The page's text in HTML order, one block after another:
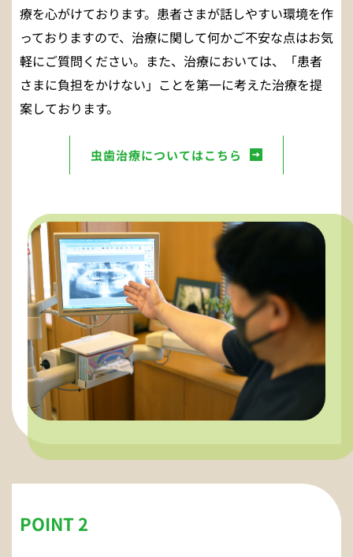
療を心がけております。患者さまが話しやすい環境を作
っておりますので、治療に関して何かご不安な点はお気
軽にご質問ください。また、治療においては、「患者
さまに負担をかけない」ことを第一に考えた治療を提
案しております。
虫歯治療についてはこちら
POINT 2